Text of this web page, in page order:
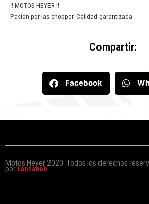
!! MOTOS HEYER !!
Pasión por las chopper. Calidad garantizada
Compartir:
Facebook
Motos Heyer 2020 Todos los derechos
porLanzaweb